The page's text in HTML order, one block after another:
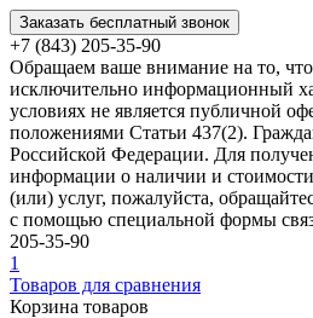
Заказать бесплатный звонок
+7 (843) 205-35-90
Обращаем ваше внимание на то,
исключительно информационный
условиях не является публичной
положениями Статьи 437(2).
Российской Федерации. Для
информации о наличии и
(или) услуг, пожалуйста,
с помощью специальной формы
205-35-90
1
Товаров для сравнения
Корзина товаров